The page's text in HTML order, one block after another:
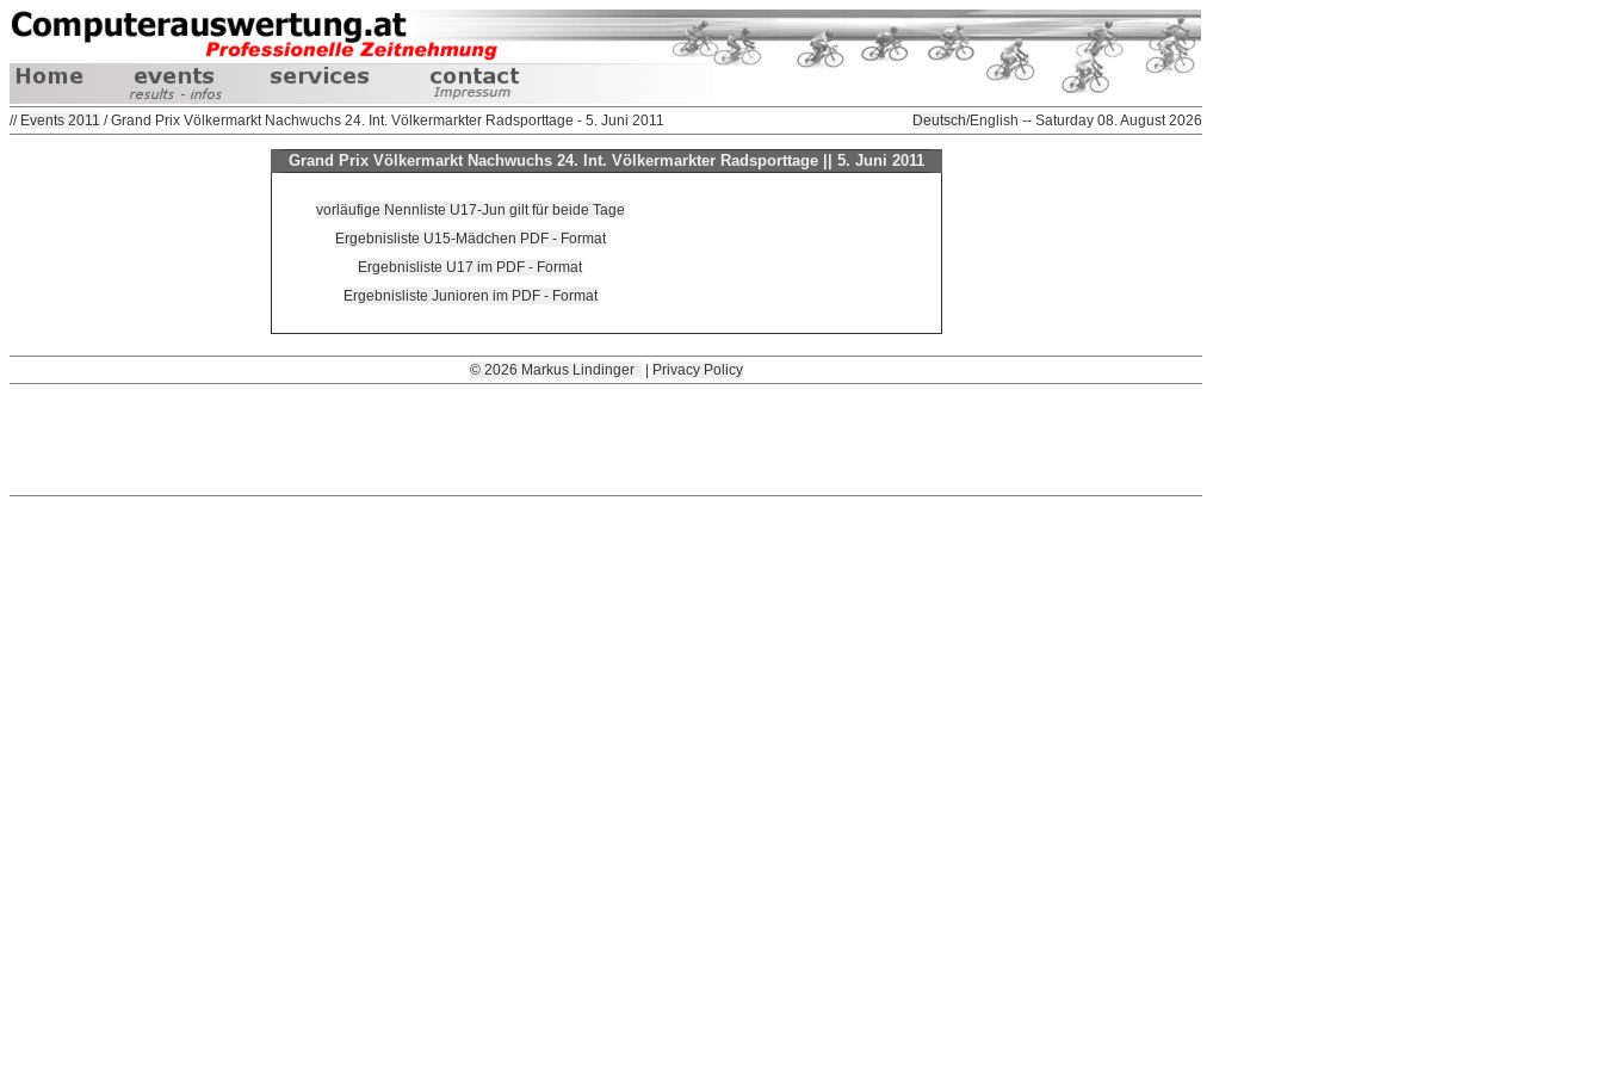
// Events 2011 / Grand Prix Völkermarkt Nachwuchs 24. Int. Völkermarkter Radsporttage - 5. Juni 2011 Deutsch/English -- Saturday 08. August 2026
Grand Prix Völkermarkt Nachwuchs 24. Int. Völkermarkter Radsporttage || 5. Juni 2011
vorläufige Nennliste U17-Jun gilt für beide Tage
Ergebnisliste U15-Mädchen PDF - Format
Ergebnisliste U17 im PDF - Format
Ergebnisliste Junioren im PDF - Format
© 2026 Markus Lindinger Privacy Policy